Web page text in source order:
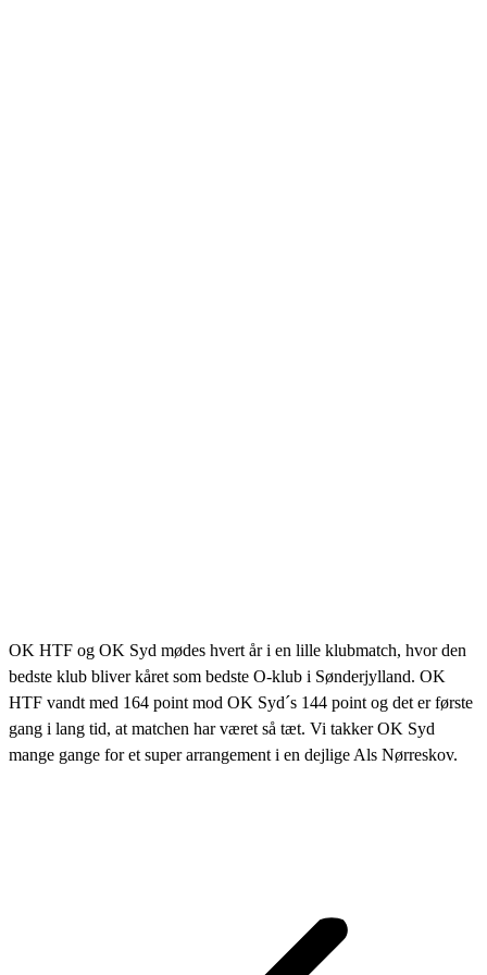
OK HTF og OK Syd mødes hvert år i en lille klubmatch, hvor den
bedste klub bliver kåret som bedste O-klub i Sønderjylland. OK
HTF vandt med 164 point mod OK Syd´s 144 point og det er første
gang i lang tid, at matchen har været så tæt. Vi takker OK Syd
mange gange for et super arrangement i en dejlige Als Nørreskov.